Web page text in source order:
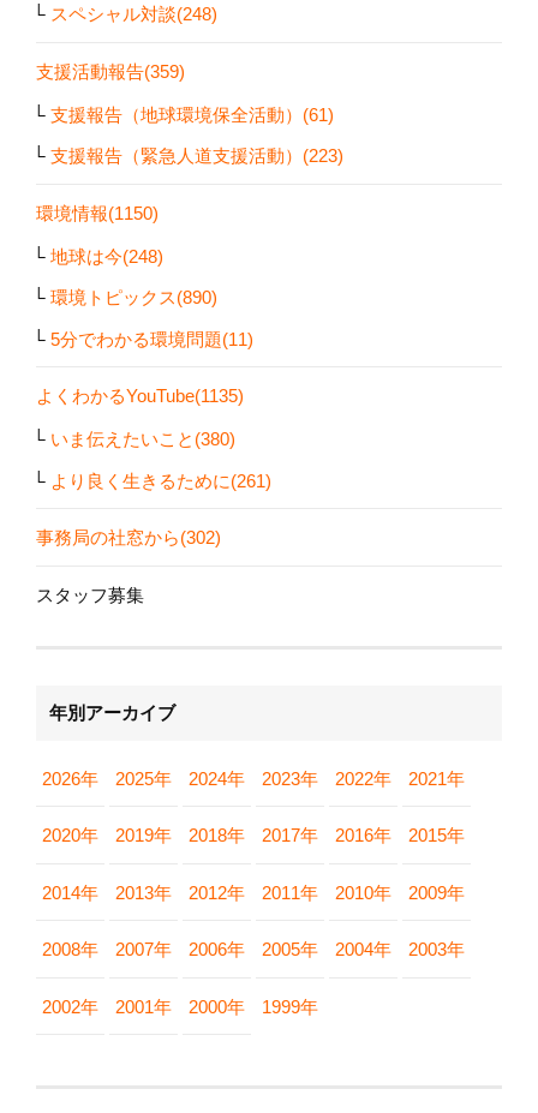
スペシャル対談(248)
支援活動報告(359)
支援報告（地球環境保全活動）(61)
支援報告（緊急人道支援活動）(223)
環境情報(1150)
地球は今(248)
環境トピックス(890)
5分でわかる環境問題(11)
よくわかるYouTube(1135)
いま伝えたいこと(380)
より良く生きるために(261)
事務局の社窓から(302)
スタッフ募集
年別アーカイブ
2026年 2025年 2024年 2023年 2022年 2021年
2020年 2019年 2018年 2017年 2016年 2015年
2014年 2013年 2012年 2011年 2010年 2009年
2008年 2007年 2006年 2005年 2004年 2003年
2002年 2001年 2000年 1999年